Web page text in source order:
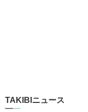
TAKIBIニュース